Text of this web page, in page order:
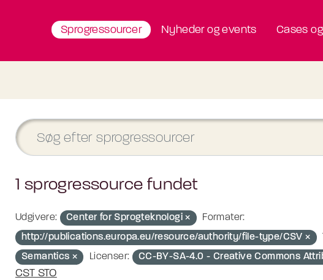
Sprogressourcer Nyheder og events Cases
1 sprogressource fundet
Udgivere: Center for Sprogteknologi
Formater:
http://publications.europa.eu/resource/authority/file-type/CSV
Semantics
Licenser: CC-BY-SA-4.0 - Creative Commons
CST STO